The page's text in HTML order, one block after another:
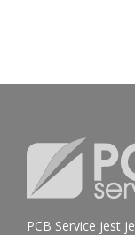
PCB Service jest